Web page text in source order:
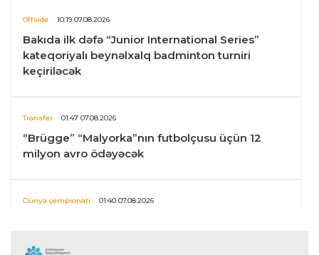
Offside 10:19 07.08.2026
Bakıda ilk dəfə “Junior International Series”
kateqoriyalı beynəlxalq badminton turniri
keçiriləcək
Transfer 01:47 07.08.2026
“Brügge” “Malyorka”nın futbolçusu üçün 12
milyon avro ödəyəcək
Dünya çempionatı 01:40 07.08.2026